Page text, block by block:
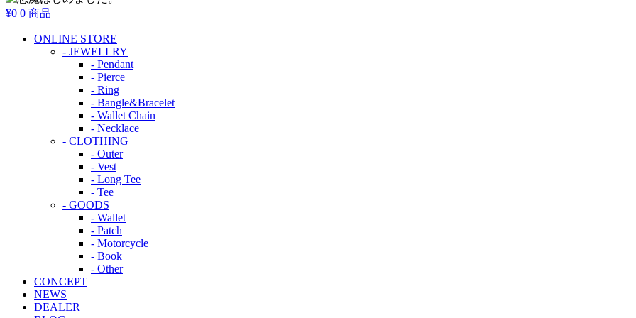
¥0 0 商品
ONLINE STORE
- JEWELLRY
- Pendant
- Pierce
- Ring
- Bangle&Bracelet
- Wallet Chain
- Necklace
- CLOTHING
- Outer
- Vest
- Long Tee
- Tee
- GOODS
- Wallet
- Patch
- Motorcycle
- Book
- Other
CONCEPT
NEWS
DEALER